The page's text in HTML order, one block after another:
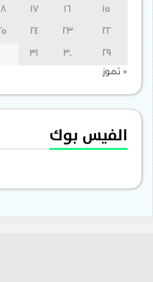
15
16
17
18
22
23
24
25
29
30
31
« تموز
الفيس بوك